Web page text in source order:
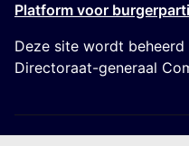
Platform voor
Deze site wordt beheerd
Directoraat-generaal